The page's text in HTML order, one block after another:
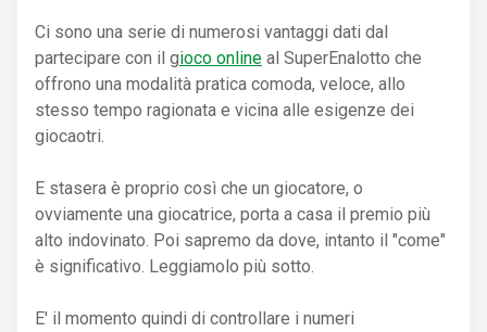
Ci sono una serie di numerosi vantaggi dati dal
partecipare con il gioco online al SuperEnalotto che
offrono una modalità pratica comoda, veloce, allo
stesso tempo ragionata e vicina alle esigenze dei
giocaotri.
E stasera è proprio così che un giocatore, o
ovviamente una giocatrice, porta a casa il premio più
alto indovinato. Poi sapremo da dove, intanto il "come"
è significativo. Leggiamolo più sotto.
E' il momento quindi di controllare i numeri